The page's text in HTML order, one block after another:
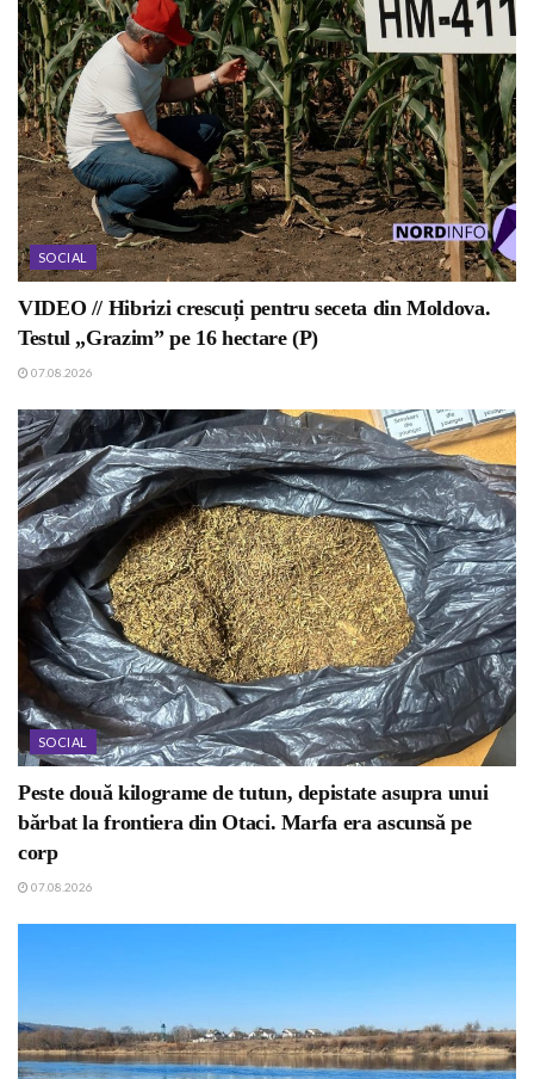
SOCIAL
VIDEO // Hibrizi crescuți pentru seceta din Moldova.
Testul „Grazim” pe 16 hectare (P)
07.08.2026
SOCIAL
Peste două kilograme de tutun, depistate asupra unui
bărbat la frontiera din Otaci. Marfa era ascunsă pe
corp
07.08.2026